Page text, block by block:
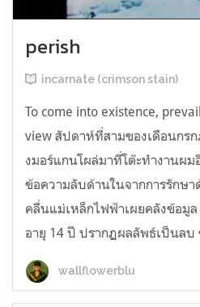
perish
incarnate (crimson stain)
To come into existence,
view สัปดาห์ที่สามของเดือนกร
งมอร์แกนโผล่มาที่โต๊ะทำงานผม
ข้อความลับด้านในจากการรักษา
คลื่นแม่เหล็กไฟฟ้าเผยคลังข้อมู
อายุ 14 ปี ปรากฏผลลัพธ์เป็นลบ
wallflowerblu